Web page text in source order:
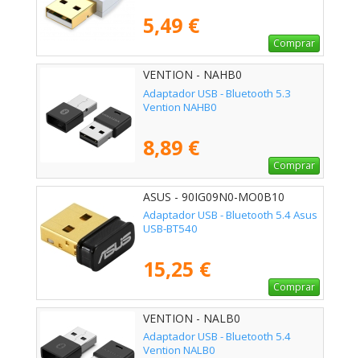
5,49 €
Comprar
VENTION - NAHB0
Adaptador USB - Bluetooth 5.3
Vention NAHB0
8,89 €
Comprar
ASUS - 90IG09N0-MO0B10
Adaptador USB - Bluetooth 5.4 Asus
USB-BT540
15,25 €
Comprar
VENTION - NALB0
Adaptador USB - Bluetooth 5.4
Vention NALB0